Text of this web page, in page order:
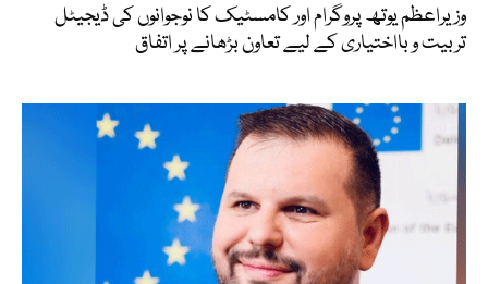
وزیراعظم یوتھ پروگرام اور کامسٹیک کا نوجوانوں کی ڈیجیٹل
تربیت و بااختیاری کے لیے تعاون بڑھانے پر اتفاق